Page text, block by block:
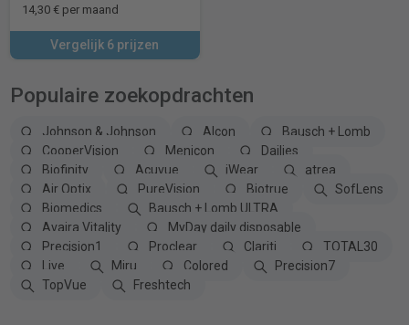
14,30 € per maand
Vergelijk 6 prijzen
Populaire zoekopdrachten
Johnson & Johnson Alcon
Bausch + Lomb
CooperVision
Menicon
Dailies
Biofinity
Acuvue iWear
atrea
Air Optix
PureVision Biotrue
SofLens
Biomedics
Bausch + Lomb ULTRA
Avaira Vitality
MyDay daily disposable
Precision1
Proclear Clariti
TOTAL30
Live
Miru Colored
Precision7
TopVue
Freshtech